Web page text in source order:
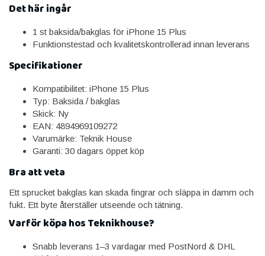
Det här ingår
1 st baksida/bakglas för iPhone 15 Plus
Funktionstestad och kvalitetskontrollerad innan leverans
Specifikationer
Kompatibilitet: iPhone 15 Plus
Typ: Baksida / bakglas
Skick: Ny
EAN: 4894969109272
Varumärke: Teknik House
Garanti: 30 dagars öppet köp
Bra att veta
Ett sprucket bakglas kan skada fingrar och släppa in damm och
fukt. Ett byte återställer utseende och tätning.
Varför köpa hos Teknikhouse?
Snabb leverans 1–3 vardagar med PostNord & DHL